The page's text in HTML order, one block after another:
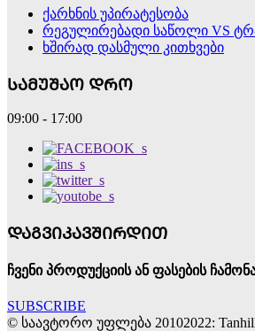
ქარხნის უპირატესობა
რეგულირებადი საწოლი VS
ხშირად დასმული კითხვები
ᲡᲐᲛᲣᲨᲐᲝ ᲓᲠᲝ
09:00 - 17:00
ᲓᲐᲒᲕᲘᲙᲐᲕᲨᲘᲠᲓᲘᲗ
ჩვენი პროდუქციის ან ფასების
SUBSCRIBE
© საავტორო უფლება 20102022: